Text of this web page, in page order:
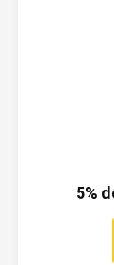
5%